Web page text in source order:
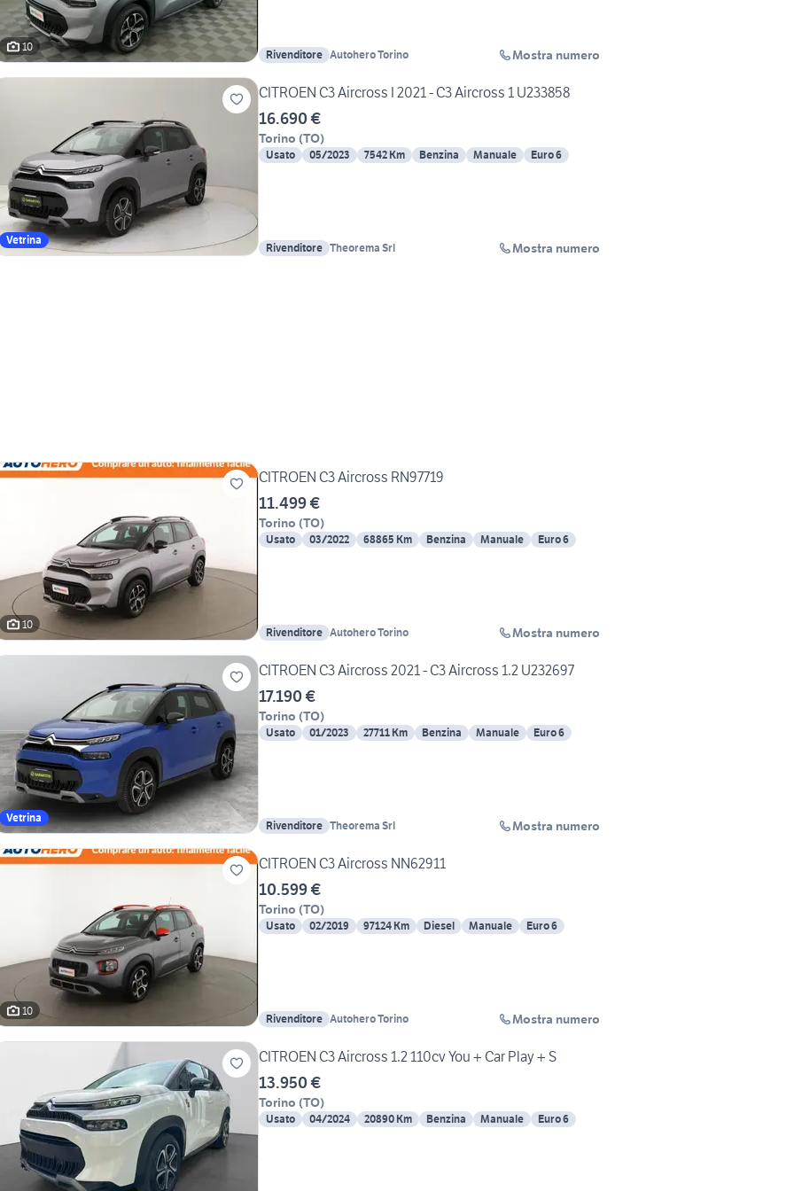
10
Rivenditore Autohero Torino Mostra numero
Vetrina
CITROEN C3 Aircross I 2021 - C3 Aircross 1 U233858
16.690 €
Torino (TO)
Usato 05/2023 7542 Km Benzina Manuale Euro 6
Rivenditore Theorema Srl Mostra numero
10
CITROEN C3 Aircross RN97719
11.499 €
Torino (TO)
Usato 03/2022 68865 Km Benzina Manuale Euro 6
Rivenditore Autohero Torino Mostra numero
Vetrina
CITROEN C3 Aircross 2021 - C3 Aircross 1.2 U232697
17.190 €
Torino (TO)
Usato 01/2023 27711 Km Benzina Manuale Euro 6
Rivenditore Theorema Srl Mostra numero
10
CITROEN C3 Aircross NN62911
10.599 €
Torino (TO)
Usato 02/2019 97124 Km Diesel Manuale Euro 6
Rivenditore Autohero Torino Mostra numero
CITROEN C3 Aircross 1.2 110cv You + Car Play + S
13.950 €
Torino (TO)
Usato 04/2024 20890 Km Benzina Manuale Euro 6